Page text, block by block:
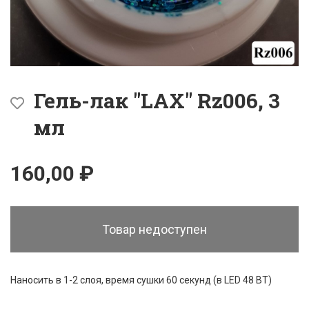
Гель-лак "LAX" Rz006, 3
мл
160,00 ₽
Товар недоступен
Наносить в 1-2 слоя, время сушки 60 секунд (в LED 48 ВТ)